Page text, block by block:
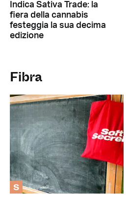
Indica Sativa Trade: la
fiera della cannabis
festeggia la sua decima
edizione
Fibra
S